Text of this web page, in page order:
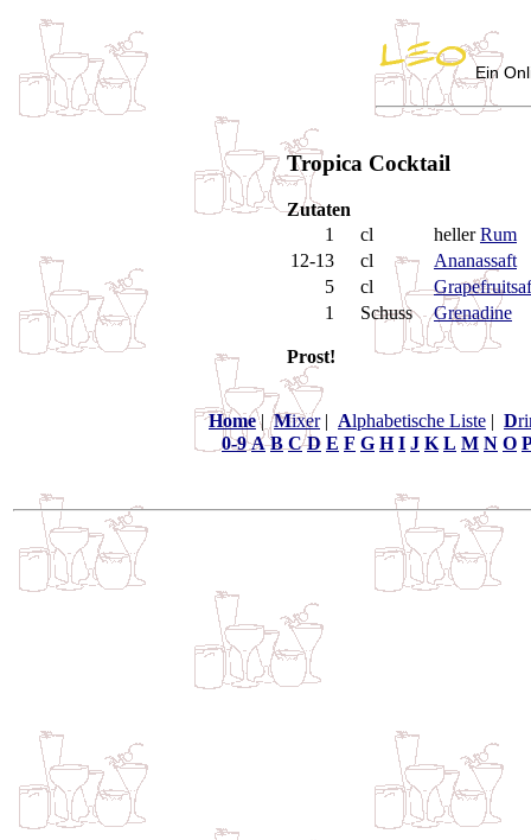
Ein
Tropica Cocktail
Zutaten
1
cl hellerRum
12-13
cl
Ananassaft
5
cl
1
Schuss Grenadine
Prost!
Home|Mixer| Alphabetische Liste | D
0-9 A B C D E F G H I J K L M N O